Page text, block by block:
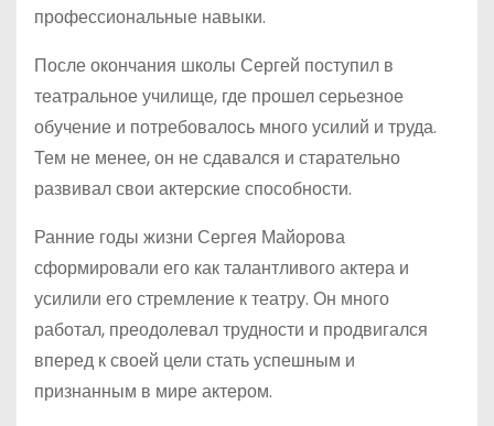
профессиональные навыки.
После окончания школы Сергей поступил в
театральное училище, где прошел серьезное
обучение и потребовалось много усилий и труда.
Тем не менее, он не сдавался и старательно
развивал свои актерские способности.
Ранние годы жизни Сергея Майорова
сформировали его как талантливого актера и
усилили его стремление к театру. Он много
работал, преодолевал трудности и продвигался
вперед к своей цели стать успешным и
признанным в мире актером.